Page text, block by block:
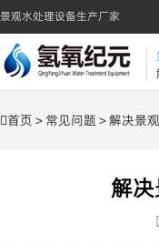
景观水处理设备生产厂家
首页 > 常见问题 > 解决景
解